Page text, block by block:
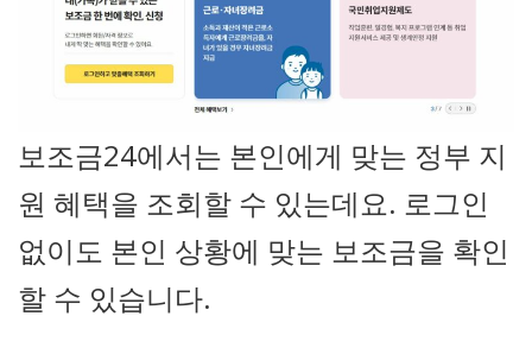
보조금24에서는 본인에게 맞는 정부 지
원 혜택을 조회할 수 있는데요. 로그인
없이도 본인 상황에 맞는 보조금을 확인
할 수 있습니다.